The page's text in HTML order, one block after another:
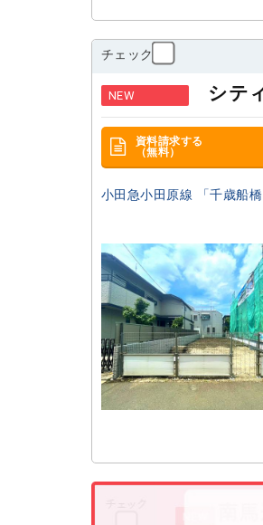
チェック
NEW シテ
資料請求する
（無料）
小田急小田原線 「千歳船